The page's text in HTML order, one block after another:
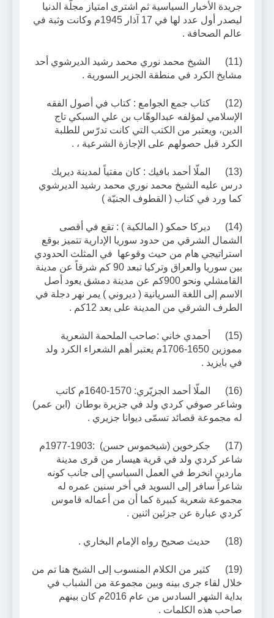
جريدة الأخبار السياسية ثم اشترى امتياز مجلّة الدنيا
ليصدر أول عدد لها في 17 آذار 1945م وكانت وثبة في
عالم الصحافة .
(11) الشيخ محمد نوري محمد رشيد الديرشوي أحد
مشايخ الكرد في منطقة الجزير السورية .
(12) كتاب جمع الجوامع : كتاب في أصول الفقه
الإسلامي لمؤلفه عبدالوهّاب بن علي السبكي تاج
الدين، ويعتبر من الكتب التي كانت تدرّس للطلبة
الكرد قبل حصولهم على الإجازة الشرعية ، .
(13) الملّا أحمد بافيك : كان مفتياً لمدينة ديريك
درس عليه الشيخ محمد نوري محمد رشيد الديرشوي
كما ورد في كتاب ( القطوف الجنيّة )
(14) ديركا حمكو ( المالكية ) : تقع في أقصى
الشمال الشرقي من حدود سوريا الإدارية تتميز بوقع
استراتيجي هام من حيث وقوعها في المثلث الحدودي
بين سوريا والعراق وتركيا تبعد 90 كم شرقاً عن مدينة
القامشلي ونحو 900كم عن مدينة دمشق يعود أصل
الاسم إلى اللغة السريانية ( ديروني ) يمر نهر دجلة في
الطرف الشرقي من المدينة على بعد 12كم .
(15) أحمدي خاني :صاحب الملحمة الشعرية
مموزين 1650-1706م يعتبر أهم الشعراء الكرد ولد
في بايزيد .
(16) الملّا أحمد الجزيّري: 1570-1640م كاتب
وشاعر صوفي كردي ولد في جزيرة بوطان (ابن عمر)
له مجموعة قصائد تسمّى ديوانا جزيري .
(17) جكرخوين (شيخموس حسن) :1903-1977م
شاعر كردي ولد في قرية هيسار من قرى مدينة
ماردين انخرط في العمل السياسي إلى جانب كونه
شاعراً سافر إلى السويد في أخر سنين عمره له
مجموعة شعرية كبيرة كما أن من أعماله قاموس
كردي عبارة عن جزئين اثنين .
(18) حديث صحيح رواه الإمام البخاري .
(19) كثير من الكلام المنسوب إلى الشيخ هنا تم من
خلال لقاء جرى بينه وبين مجموعة من الشباب في
بداية الشهر السادس من عام 2016م كان بينهم
صاحب هذه الكلمات .